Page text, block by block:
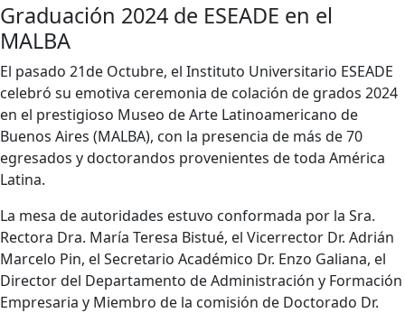
Graduación 2024 de ESEADE en el
MALBA
El pasado 21de Octubre, el Instituto Universitario ESEADE
celebró su emotiva ceremonia de colación de grados 2024
en el prestigioso Museo de Arte Latinoamericano de
Buenos Aires (MALBA), con la presencia de más de 70
egresados y doctorandos provenientes de toda América
Latina.
La mesa de autoridades estuvo conformada por la Sra.
Rectora Dra. María Teresa Bistué, el Vicerrector Dr. Adrián
Marcelo Pin, el Secretario Académico Dr. Enzo Galiana, el
Director del Departamento de Administración y Formación
Empresaria y Miembro de la comisión de Doctorado Dr.